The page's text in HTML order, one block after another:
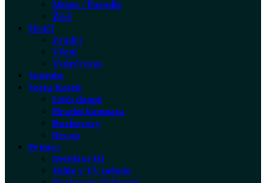
Meme / Parodie
Živě
Hráči
Zrádci
Věrní
Tvůrčí tým
Youtube
Vojta Kotek
Liščí doupě
Hradní komnata
Rozhovory
Recap
Prima+
Detektor lži
Tohle v TV nebylo